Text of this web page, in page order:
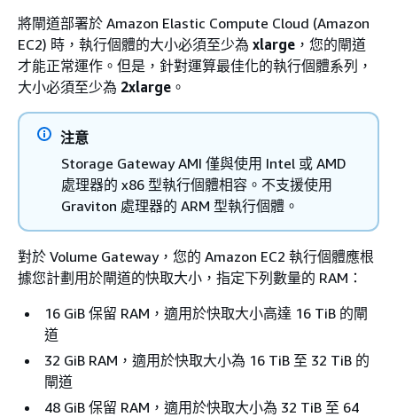
將閘道部署於 Amazon Elastic Compute Cloud (Amazon
EC2) 時，執行個體的大小必須至少為 xlarge ，您的閘道
才能正常運作。但是，針對運算最佳化的執行個體系列，
大小必須至少為 2xlarge 。
注意
Storage Gateway AMI 僅與使用 Intel 或 AMD
處理器的 x86 型執行個體相容。不支援使用
Graviton 處理器的 ARM 型執行個體。
對於 Volume Gateway，您的 Amazon EC2 執行個體應根
據您計劃用於閘道的快取大小，指定下列數量的 RAM：
16 GiB 保留 RAM，適用於快取大小高達 16 TiB 的閘
道
32 GiB RAM，適用於快取大小為 16 TiB 至 32 TiB 的
閘道
48 GiB 保留 RAM，適用於快取大小為 32 TiB 至 64